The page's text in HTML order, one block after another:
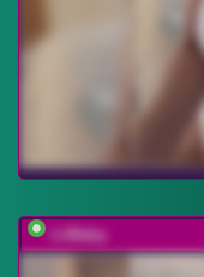
LiiBaby